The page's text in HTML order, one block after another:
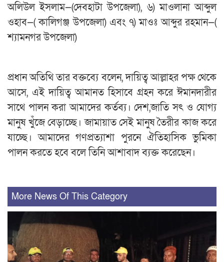
অলিউল ইসলাম—(দেবহাটা উপজেলা), ৬) মাওলানা আব্দুল
ওহাব—( কালিগঞ্জ উপজেলা) এবং ৭) মাওঃ আব্দুর রহমান—(
শ্যামনগর উপজেলা)
প্রধান অতিথি তার বক্তব্যে বলেন, দায়িত্ব আল্লাহর পক্ষ থেকে
আসে, এই দায়িত্ব আমানত হিসাবে গ্রহন করে ঈমানদারীর
সাথে পালন করা আমাদের কর্তব্য। দেশ,জাতি সৎ ও যোগ্য
মানুষ খুঁজে বেড়াচ্ছে। জামায়াত সেই মানুষ তৈরীর কাজ করে
যাচ্ছে। আমাদের গণপ্রত্যাশা পুরনে ঐতিহাসিক ভুমিকা
পালন করতে হবে বলে তিনি আশাবাদ ব্যক্ত করেছেন।
More News Of This Category